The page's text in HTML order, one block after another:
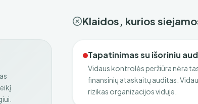
Klaidos, kurios
Tapatinimas su išoriniu
Vidaus kontrolės peržiūra nėra
finansinių ataskaitų auditas.
rizikas organizacijos viduje.